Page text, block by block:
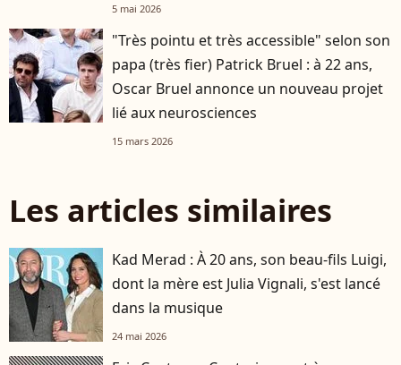
5 mai 2026
"Très pointu et très accessible" selon son
papa (très fier) Patrick Bruel : à 22 ans,
Oscar Bruel annonce un nouveau projet
lié aux neurosciences
15 mars 2026
Les articles similaires
Kad Merad : À 20 ans, son beau-fils Luigi,
dont la mère est Julia Vignali, s'est lancé
dans la musique
24 mai 2026